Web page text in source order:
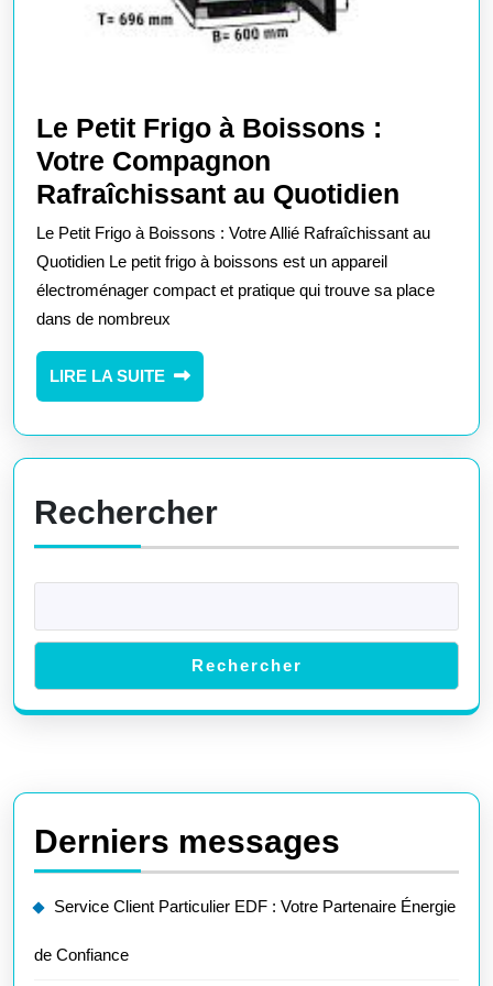
Le Petit Frigo à Boissons :
Votre Compagnon
Rafraîchissant au Quotidien
Petit
à
Le Petit Frigo à Boissons : Votre Allié Rafraîchissant au
Quotidien Le petit frigo à boissons est un appareil
électroménager compact et pratique qui trouve sa place
dans de nombreux
LIRE LA SUITE
LIRE
LA
Rechercher
Rechercher
Derniers messages
Service Client Particulier EDF : Votre Partenaire Énergie
de Confiance